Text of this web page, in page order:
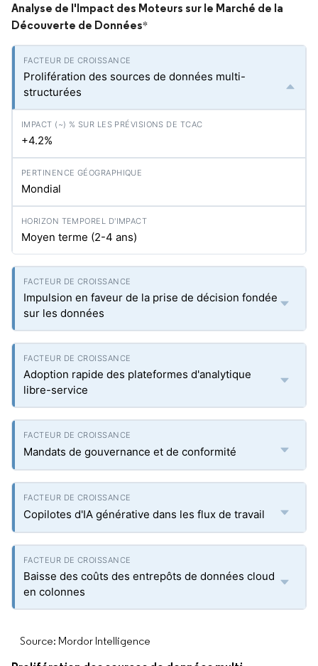
Analyse de l'Impact des Moteurs sur le Marché de la
Découverte de Données*
Prolifération des sources de données multi-
structurées
+4.2%
Mondial
Moyen terme (2-4 ans)
Impulsion en faveur de la prise de décision fondée
sur les données
Adoption rapide des plateformes d'analytique
libre-service
Mandats de gouvernance et de conformité
Copilotes d'IA générative dans les flux de travail
Baisse des coûts des entrepôts de données cloud
en colonnes
Source: Mordor Intelligence